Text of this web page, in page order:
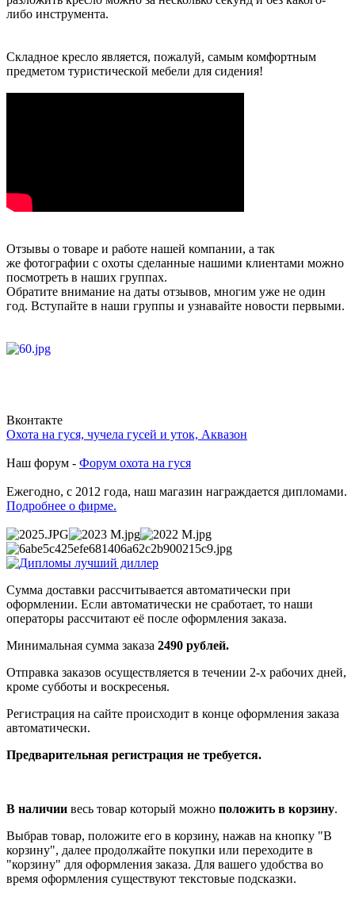
либо инструмента.
Складное кресло является, пожалуй, самым комфортным
предметом туристической мебели для сидения!
Отзывы о товаре и работе нашей компании, а так
же фотографии с охоты сделанные нашими клиентами можно
посмотреть в наших группах.
Обратите внимание на даты отзывов, многим уже не один
год. Вступайте в наши группы и узнавайте новости первыми.
Вконтакте
Охота на гуся, чучела гусей и уток, Аквазон
Наш форум - Форум охота на гуся
Ежегодно, с 2012 года, наш магазин награждается дипломами.
Подробнее о фирме.
Сумма доставки рассчитывается автоматически при
оформлении. Если автоматически не сработает, то наши
операторы рассчитают её после оформления заказа.
Минимальная сумма заказа 2490 рублей.
Отправка заказов осуществляется в течении 2-х рабочих дней,
кроме субботы и воскресенья.
Регистрация на сайте происходит в конце оформления заказа
автоматически.
Предварительная регистрация не требуется.
В наличии весь товар который можно положить в корзину.
Выбрав товар, положите его в корзину, нажав на кнопку "В
корзину", далее продолжайте покупки или переходите в
"корзину" для оформления заказа. Для вашего удобства во
время оформления существуют текстовые подсказки.